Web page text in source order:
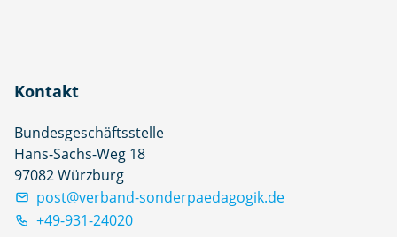
Kontakt
Bundesgeschäftsstelle
Hans-Sachs-Weg 18
97082 Würzburg
post@verband-sonderpaedagogik.de
+49-931-24020